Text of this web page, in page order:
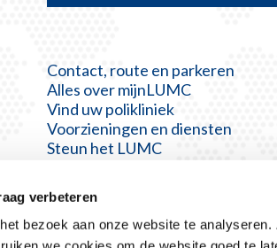
verbeteren
bezoek aan onze website te
Contact, route en parkeren
Alles over mijnLUMC
Vind uw polikliniek
Voorzieningen en diensten
Steun het LUMC